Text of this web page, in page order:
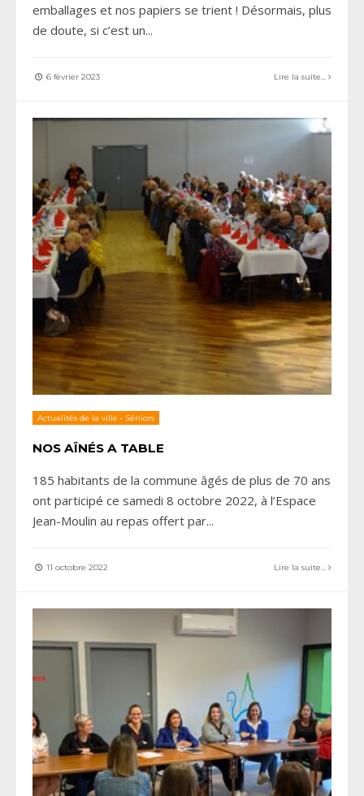
emballages et nos papiers se trient ! Désormais, plus
de doute, si c’est un...
6 février 2023 Lire la suite...
Actualités de la ville • Séniors
NOS AÎNÉS A TABLE
185 habitants de la commune âgés de plus de 70 ans
ont participé ce samedi 8 octobre 2022, à l’Espace
Jean-Moulin au repas offert par...
11 octobre 2022 Lire la suite...